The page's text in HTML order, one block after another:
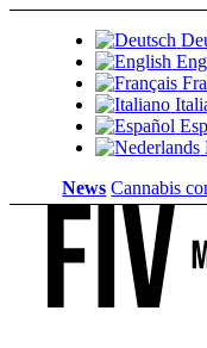
News Cannabis con